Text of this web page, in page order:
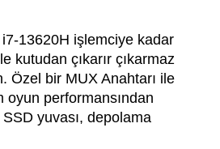
13620H işlemciye kadar
kutudan çıkarır çıkarmaz
Özel bir MUX Anahtarı ile
performansından
yuvası, depolama